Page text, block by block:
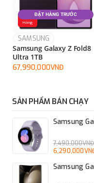
camera
trước
Độ phân giải
Độ phân giải
camera
Tính năng
năng chụp:
Làm đẹp, AR
Sticker,
HDR,...
Hàng
ĐẶT HÀNG TRƯỚC
SAMSUNG
Samsung Galaxy Z Fold8
Ultra 1TB
67,990,000VNĐ
SẢN PHẨM BÁN CHẠY
Samsung
7,490,000VNĐ
Samsung